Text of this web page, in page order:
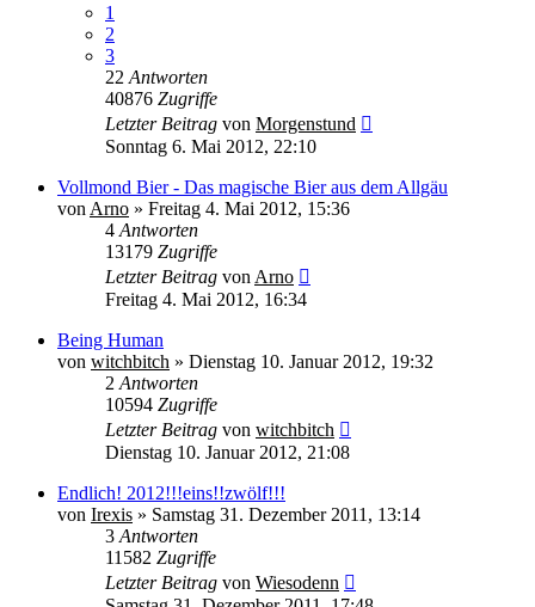
1
2
3
22 Antworten
40876 Zugriffe
Letzter Beitrag von Morgenstund
Sonntag 6. Mai 2012, 22:10
Vollmond Bier - Das magische Bier aus dem Allgäu
von Arno » Freitag 4. Mai 2012, 15:36
4 Antworten
13179 Zugriffe
Letzter Beitrag von Arno
Freitag 4. Mai 2012, 16:34
Being Human
von witchbitch » Dienstag 10. Januar 2012, 19:32
2 Antworten
10594 Zugriffe
Letzter Beitrag von witchbitch
Dienstag 10. Januar 2012, 21:08
Endlich! 2012!!!eins!!zwölf!!!
von Irexis » Samstag 31. Dezember 2011, 13:14
3 Antworten
11582 Zugriffe
Letzter Beitrag von Wiesodenn